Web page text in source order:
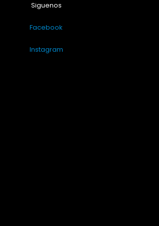
Siguenos
Facebook
Instagram